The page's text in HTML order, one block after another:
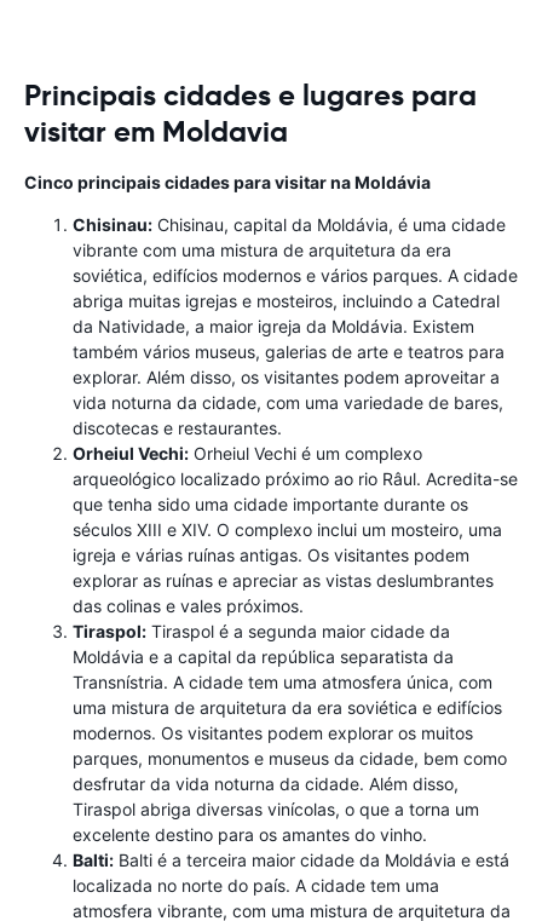
Principais cidades e lugares para
visitar em Moldavia
Cinco principais cidades para visitar na Moldávia
Chisinau: Chisinau, capital da Moldávia, é uma cidade
vibrante com uma mistura de arquitetura da era
soviética, edifícios modernos e vários parques. A cidade
abriga muitas igrejas e mosteiros, incluindo a Catedral
da Natividade, a maior igreja da Moldávia. Existem
também vários museus, galerias de arte e teatros para
explorar. Além disso, os visitantes podem aproveitar a
vida noturna da cidade, com uma variedade de bares,
discotecas e restaurantes.
Orheiul Vechi: Orheiul Vechi é um complexo
arqueológico localizado próximo ao rio Râul. Acredita-se
que tenha sido uma cidade importante durante os
séculos XIII e XIV. O complexo inclui um mosteiro, uma
igreja e várias ruínas antigas. Os visitantes podem
explorar as ruínas e apreciar as vistas deslumbrantes
das colinas e vales próximos.
Tiraspol: Tiraspol é a segunda maior cidade da
Moldávia e a capital da república separatista da
Transnístria. A cidade tem uma atmosfera única, com
uma mistura de arquitetura da era soviética e edifícios
modernos. Os visitantes podem explorar os muitos
parques, monumentos e museus da cidade, bem como
desfrutar da vida noturna da cidade. Além disso,
Tiraspol abriga diversas vinícolas, o que a torna um
excelente destino para os amantes do vinho.
Balti: Balti é a terceira maior cidade da Moldávia e está
localizada no norte do país. A cidade tem uma
atmosfera vibrante, com uma mistura de arquitetura da